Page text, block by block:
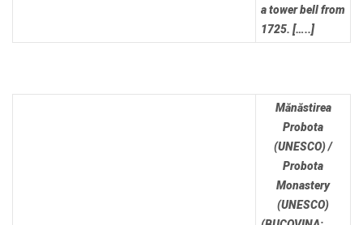
a tower bell from
1725. […..]
Mănăstirea
Probota
(UNESCO) /
Probota
Monastery
(UNESCO)